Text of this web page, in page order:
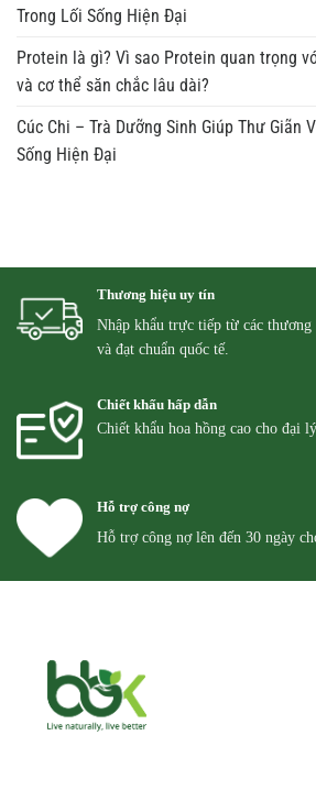
Trong Lối Sống Hiện Đại
Protein là gì? Vì sao Protein quan trọng
và cơ thể săn chắc lâu dài?
Cúc Chi – Trà Dưỡng Sinh Giúp Thư Giãn
Sống Hiện Đại
Thương hiệu uy tín
Nhập khẩu trực tiếp từ các thương
và đạt chuẩn quốc tế.
Chiết khấu hấp dẫn
Chiết khẩu hoa hồng cao cho đại
Hỗ trợ công nợ
Hỗ trợ công nợ lên đến 30 ngày